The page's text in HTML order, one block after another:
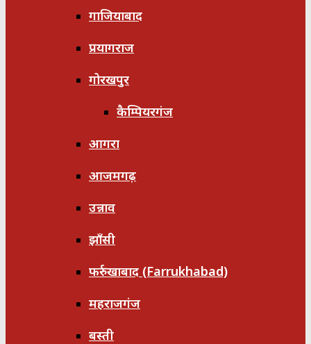
गाजियाबाद
प्रयागराज
गोरखपुर
कैम्पियरगंज
आगरा
आजमगढ़
उन्नाव
झाँसी
फर्रुखाबाद (Farrukhabad)
महराजगंज
बस्ती